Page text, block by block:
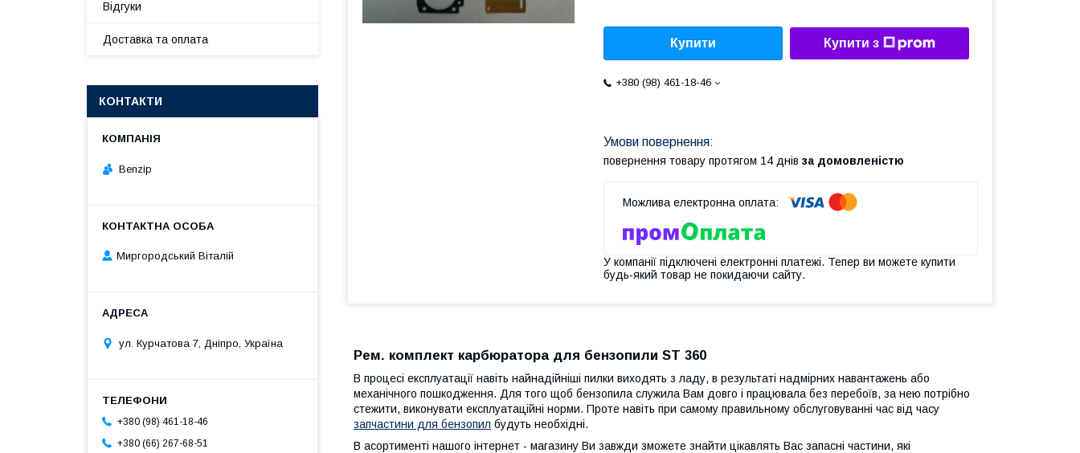
Купити Купити з
+380 (98) 461-18-46
повернення товару протягом 14 днів за домовленістю
У компанії підключені електронні платежі. Тепер ви можете купити
будь-який товар не покидаючи сайту.
Рем. комплект карбюратора для бензопили ST 360
В процесі експлуатації навіть найнадійніші пилки виходять з ладу, в результаті надмірних навантажень або
механічного пошкодження. Для того щоб бензопила служила Вам довго і працювала без перебоїв, за нею потрібно
стежити, виконувати експлуатаційні норми. Проте навіть при самому правильному обслуговуванні час від часу
запчастини для бензопил будуть необхідні.
В асортименті нашого інтернет - магазину Ви завжди зможете знайти цікавлять Вас запасні частини, які
Відгуки
Доставка та оплата
КОНТАКТИ
Benzip
Миргородський Віталій
ул. Курчатова 7, Дніпро, Україна
+380 (98) 461-18-46
+380 (66) 267-68-51